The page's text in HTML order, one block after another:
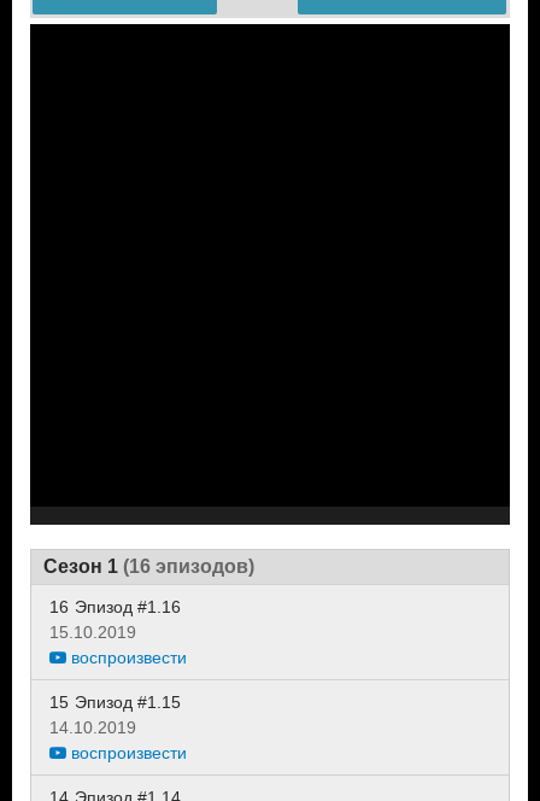
Сезон 1 (16 эпизодов)
16 Эпизод #1.16
15.10.2019
воспроизвести
15 Эпизод #1.15
14.10.2019
воспроизвести
14 Эпизод #1.14